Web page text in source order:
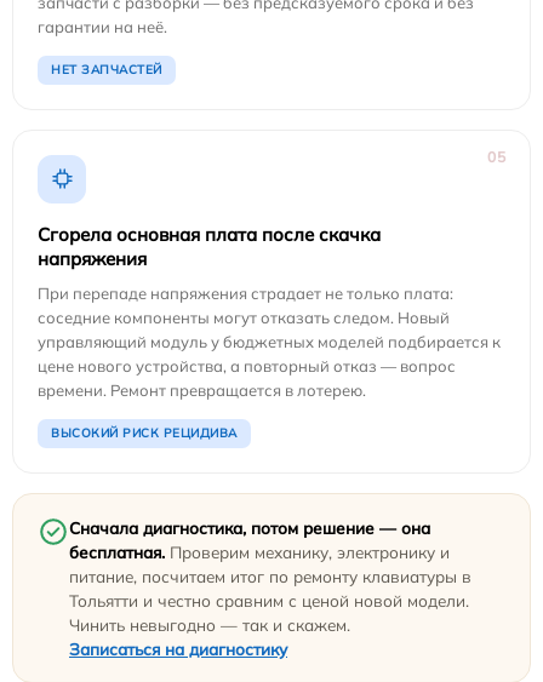
гарантии на неё.
НЕТ ЗАПЧАСТЕЙ
05
Сгорела основная плата после скачка
напряжения
При перепаде напряжения страдает не только плата:
соседние компоненты могут отказать следом. Новый
управляющий модуль у бюджетных моделей подбирается к
цене нового устройства, а повторный отказ — вопрос
времени. Ремонт превращается в лотерею.
ВЫСОКИЙ РИСК РЕЦИДИВА
Сначала диагностика, потом решение — она
бесплатная. Проверим механику, электронику и
питание, посчитаем итог по ремонту клавиатуры в
Тольятти и честно сравним с ценой новой модели.
Чинить невыгодно — так и скажем.
Записаться на диагностику